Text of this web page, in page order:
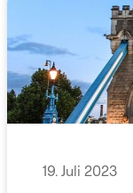
19. Juli 2023